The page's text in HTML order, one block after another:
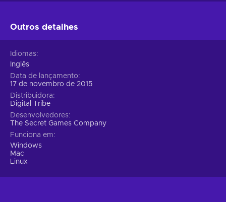
Outros detalhes
Idiomas
Inglês
Data de lançamento
17 de novembro de 2015
Distribuidora
Digital Tribe
Desenvolvedores
The Secret Games Company
Funciona em
Windows
Mac
Linux